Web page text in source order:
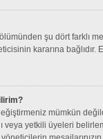
şu dört farklı
kararına
mümkün
veya yetkili üyeleri